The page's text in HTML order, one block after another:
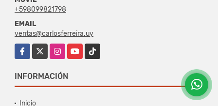
+598099821798
EMAIL
ventas@carlosferreira.uy
Facebook
InstagramYouTubeTikTok
INFORMACIÓN
Inicio